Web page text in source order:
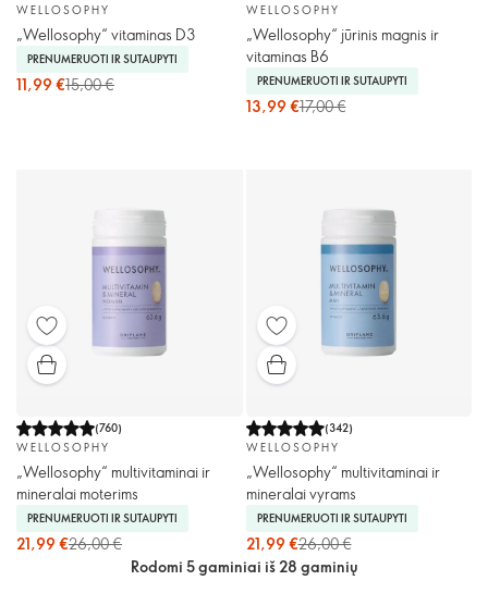
WELLOSOPHY
„Wellosophy“ vitaminas D3
PRENUMERUOTI IR SUTAUPYTI
11,99 €15,00 €
WELLOSOPHY
„Wellosophy“ jūrinis magnis ir
vitaminas B6
PRENUMERUOTI IR SUTAUPYTI
13,99 €17,00 €
(760)
WELLOSOPHY
„Wellosophy“ multivitaminai ir
mineralai moterims
PRENUMERUOTI IR SUTAUPYTI
21,99 €26,00 €
(342)
WELLOSOPHY
„Wellosophy“ multivitaminai ir
mineralai vyrams
PRENUMERUOTI IR SUTAUPYTI
21,99 €26,00 €
Rodomi 5 gaminiai iš 28 gaminių